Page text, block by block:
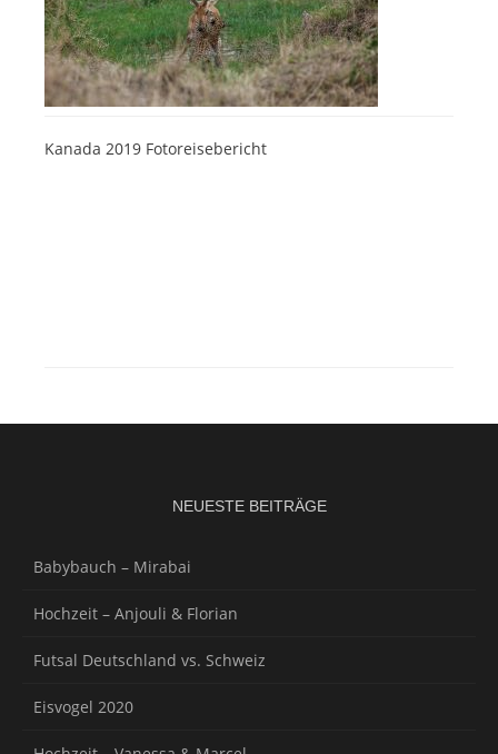
Kanada 2019 Fotoreisebericht
NEUESTE BEITRÄGE
Babybauch – Mirabai
Hochzeit – Anjouli & Florian
Futsal Deutschland vs. Schweiz
Eisvogel 2020